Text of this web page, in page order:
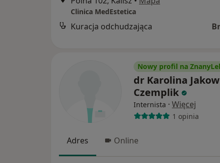
Clinica MedEstetica
Kuracja odchudzająca
Nowy profil na
dr Karolina
Czemplik
Internista · Więcej
1 opinia
Adres Online